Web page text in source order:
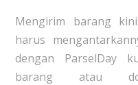
Mengirim barang
harus
dengan ParselDay
barang atau